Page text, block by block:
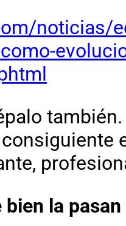
noticias/
la